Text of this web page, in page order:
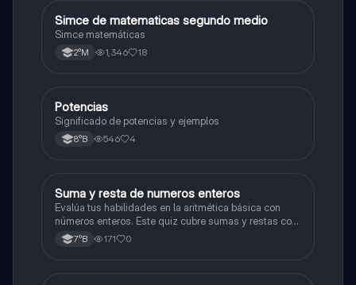
Matemáticas
Simce de matematicas segundo medio
Simce matemáticas
2°M 1,346 18
Matemáticas
Potencias
Significado de potencias y ejemplos
8°B 546 4
SMatemáticas
Suma y resta de numeros enteros
Evalúa tus habilidades en la aritmética básica con
números enteros. Este quiz cubre sumas y restas con
números positivos y negativos.
7°B 171 0